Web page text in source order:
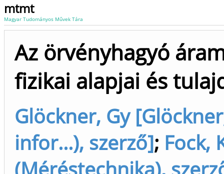
mtmt
Magyar Tudományos Művek Tára
Az örvényhagyó
fizikai alapjai és
Glöckner, Gy
infor...), szerző]; Fock,